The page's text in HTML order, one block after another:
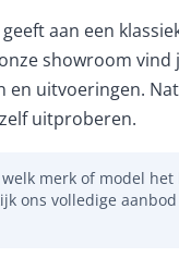
aan een
showroom vind
en uitvoeringen.
uitproberen.
merk of model het
ons volledige aanbod